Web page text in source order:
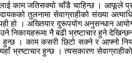
काम जतिसक्यो चाँडै चाहिन्छ । आफूले
तुलनामा सेवाग्राहीको संख्या
हो । अख्तियार दुरूपयोग अनुसन्धान
निकायहरूमा नै बढी भ्रष्टाचार हुने
हुन्छ । काम कसरी छिटो सक्ने र आफ्नो
भ्रष्टाचार हुन्छ । त्यसकारण